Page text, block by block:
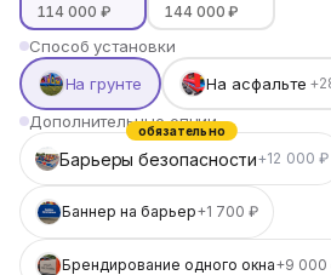
114 000 ₽ 144 000 ₽
Способ установки
На грунте
На асфальте
Дополнительные опции
Барьеры безопасности+12 000 ₽
обязательно
Баннер на барьер+1 700 ₽
Брендирование одного окна+9 000